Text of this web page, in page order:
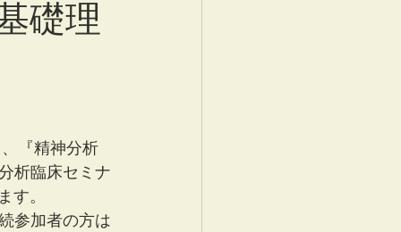
礎理
『精神分析
析臨床セミナ
す。
参加者の方は